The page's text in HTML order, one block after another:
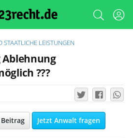
STAATLICHE LEISTUNGEN
Ablehnung
???
Jetzt Anwalt fragen